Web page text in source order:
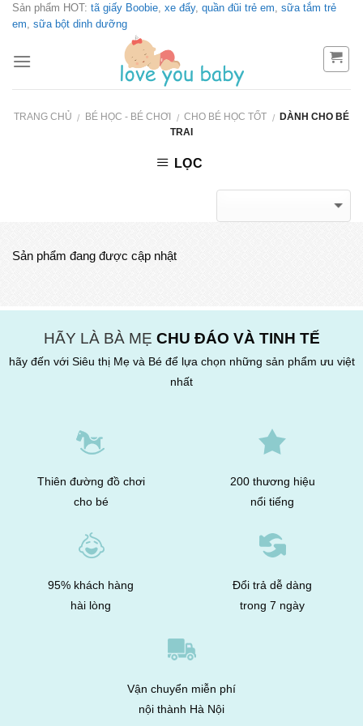
Skip
Sản phẩm HOT: tã giấy Boobie, xe đẩy, quần đũi trẻ em, sữa tắm trẻ
em, sữa bột dinh dưỡng
TRANG CHỦ / BÉ HỌC - BÉ CHƠI / CHO BÉ HỌC TỐT / DÀNH CHO BÉ
TRAI
LỌC
Sản phẩm đang được cập nhật
HÃY LÀ BÀ MẸ CHU ĐÁO VÀ TINH TẾ
hãy đến với Siêu thị Mẹ và Bé để lựa chọn những sản phẩm ưu việt
nhất
Thiên đường đồ chơi
cho bé
200 thương hiệu
nổi tiếng
95% khách hàng
hài lòng
Đổi trả dễ dàng
trong 7 ngày
Vận chuyển miễn phí
nội thành Hà Nội